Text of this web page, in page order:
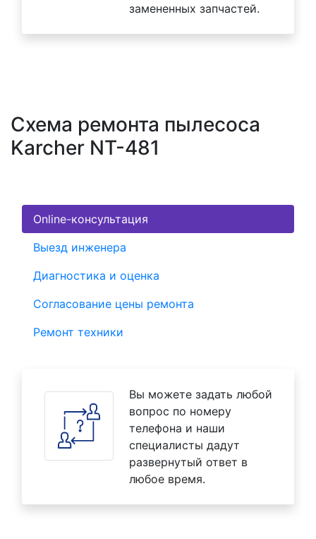
замененных запчастей.
Схема ремонта пылесоса
Karcher NT-481
Online-консультация
Выезд инженера
Диагностика и оценка
Согласование цены ремонта
Ремонт техники
Вы можете задать любой
вопрос по номеру
телефона и наши
специалисты дадут
развернутый ответ в
любое время.